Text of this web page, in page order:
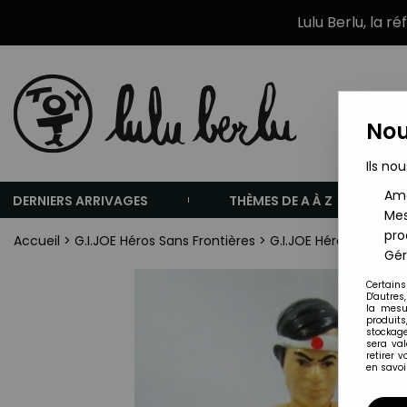
Lulu Berlu, la
DERNIERS ARRIVAGES THÈMES DE A À Z
Accueil > G.I.JOE Héros Sans Frontières > G.I.JOE Héros Sans
Ils
la
sera
retirer
en